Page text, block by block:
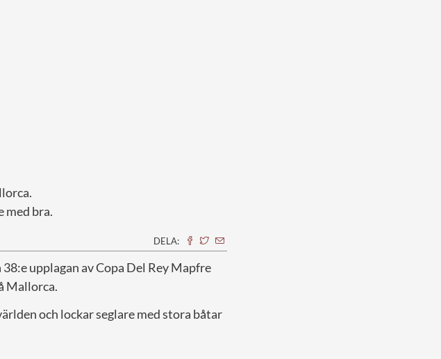
med bra.
DELA:
upplagan av Copa Del Rey Mapfre
Mallorca.
och lockar seglare med stora båtar